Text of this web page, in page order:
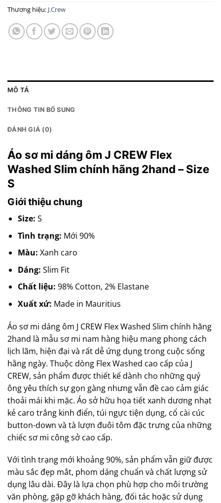
Thương hiệu: J.Crew
MÔ TẢ
THÔNG TIN BỔ SUNG
ĐÁNH GIÁ (0)
Áo sơ mi dáng ôm J CREW Flex
Washed Slim chính hãng 2hand – Size
S
Giới thiệu chung
Size: S
Tình trạng: Mới 90%
Màu: Xanh caro
Dáng: Slim Fit
Chất liệu: 98% Cotton, 2% Elastane
Xuất xứ: Made in Mauritius
Áo sơ mi dáng ôm J CREW Flex Washed Slim chính hãng
2hand là mẫu sơ mi nam hàng hiệu mang phong cách
lịch lãm, hiện đại và rất dễ ứng dụng trong cuộc sống
hằng ngày. Thuộc dòng Flex Washed cao cấp của J
CREW, sản phẩm được thiết kế dành cho những quý
ông yêu thích sự gọn gàng nhưng vẫn đề cao cảm giác
thoải mái khi mặc. Áo sở hữu họa tiết xanh dương nhạt
kẻ caro trắng kinh điển, túi ngực tiện dụng, cổ cài cúc
button-down và tà lượn đuôi tôm đặc trưng của những
chiếc sơ mi công sở cao cấp.
Với tình trạng mới khoảng 90%, sản phẩm vẫn giữ được
màu sắc đẹp mắt, phom dáng chuẩn và chất lượng sử
dụng lâu dài. Đây là lựa chọn phù hợp cho môi trường
văn phòng, gặp gỡ khách hàng, đối tác hoặc sử dụng